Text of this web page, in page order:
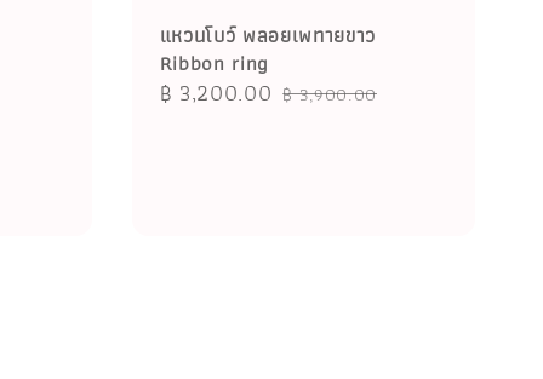
แหวนโบว์ พลอยเพทายขาว
Ribbon ring
Sale
฿ 3,200.00 Regular
฿ 3,900.00